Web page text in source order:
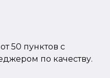
50 пунктов с
по качеству.